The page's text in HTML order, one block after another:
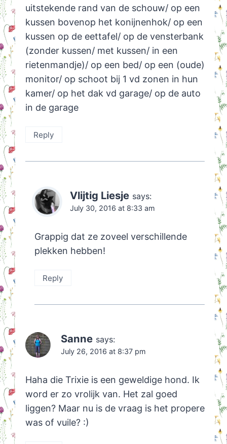
uitstekende rand van de schouw/ op een
kussen bovenop het konijnenhok/ op een
kussen op de eettafel/ op de vensterbank
(zonder kussen/ met kussen/ in een
rietenmandje)/ op een bed/ op een (oude)
monitor/ op schoot bij 1 vd zonen in hun
kamer/ op het dak vd garage/ op de auto
in de garage
Reply
Vlijtig Liesje says:
July 30, 2016 at 8:33 am
Grappig dat ze zoveel verschillende
plekken hebben!
Reply
Sanne says:
July 26, 2016 at 8:37 pm
Haha die Trixie is een geweldige hond. Ik
word er zo vrolijk van. Het zal goed
liggen? Maar nu is de vraag is het propere
was of vuile? :)